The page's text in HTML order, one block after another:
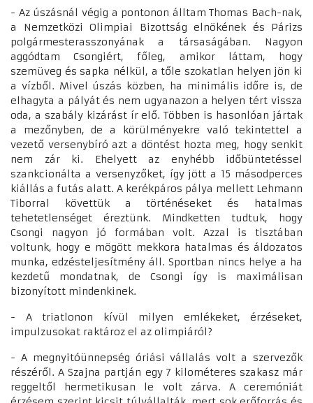
- Az úszásnál végig a pontonon álltam Thomas Bach-nak,
a Nemzetközi Olimpiai Bizottság elnökének és Párizs
polgármesterasszonyának a társaságában. Nagyon
aggódtam Csongiért, főleg, amikor láttam, hogy
szemüveg és sapka nélkül, a tőle szokatlan helyen jön ki
a vízből. Mivel úszás közben, ha minimális időre is, de
elhagyta a pályát és nem ugyanazon a helyen tért vissza
oda, a szabály kizárást ír elő. Többen is hasonlóan jártak
a mezőnyben, de a körülményekre való tekintettel a
vezető versenybíró azt a döntést hozta meg, hogy senkit
nem zár ki. Ehelyett az enyhébb időbüntetéssel
szankcionálta a versenyzőket, így jött a 15 másodperces
kiállás a futás alatt. A kerékpáros pálya mellett Lehmann
Tiborral követtük a történéseket és hatalmas
tehetetlenséget éreztünk. Mindketten tudtuk, hogy
Csongi nagyon jó formában volt. Azzal is tisztában
voltunk, hogy e mögött mekkora hatalmas és áldozatos
munka, edzésteljesítmény áll. Sportban nincs helye a ha
kezdetű mondatnak, de Csongi így is maximálisan
bizonyított mindenkinek.
- A triatlonon kívül milyen emlékeket, érzéseket,
impulzusokat raktároz el az olimpiáról?
- A megnyitóünnepség óriási vállalás volt a szervezők
részéről. A Szajna partján egy 7 kilométeres szakasz már
reggeltől hermetikusan le volt zárva. A ceremóniát